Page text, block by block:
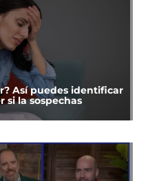
Así puedes identificar
si la sospechas